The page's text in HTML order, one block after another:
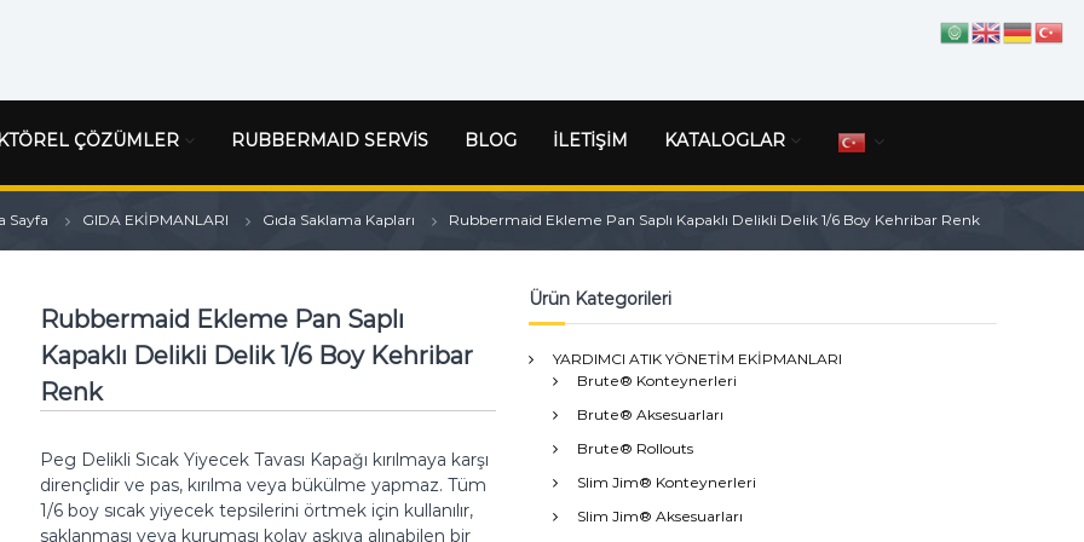
ÇÖZÜMLER RUBBERMAID SERVİS BLOG İLETİŞİM KATALOGLAR
Sayfa GIDA EKİPMANLARI Gıda Saklama Kapları Rubbermaid Ekleme Pan Saplı Kapaklı Delikli Delik 1/6 Boy Kehribar Renk
Rubbermaid Ekleme Pan Saplı
Kapaklı Delikli Delik 1/6 Boy Kehribar
Renk
Peg Delikli Sıcak Yiyecek Tavası Kapağı kırılmaya karşı
dirençlidir ve pas, kırılma veya bükülme yapmaz. Tüm
1/6 boy sıcak yiyecek tepsilerini örtmek için kullanılır,
saklanması veya kuruması kolay askıya alınabilen bir
Ürün Kategorileri
YARDIMCI ATIK YÖNETİM EKİPMANLARI
Brute® Konteynerleri
Brute® Aksesuarları
Brute® Rollouts
Slim Jim® Konteynerleri
Slim Jim® Aksesuarları